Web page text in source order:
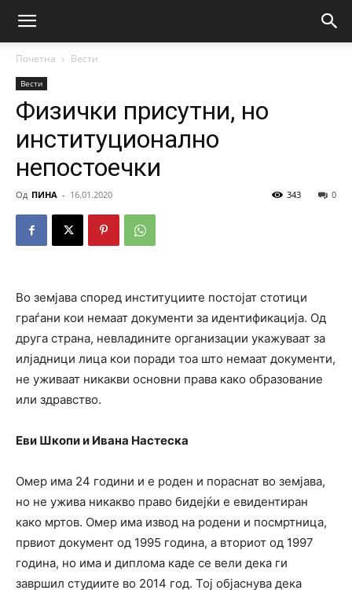
Почетна Вести
Вести
Физички присутни, но
институционално
непостоечки
Од ПИНА - 16.01.2020 0
343
Во земјава според институциите постојат стотици
граѓани кои немаат документи за идентификација. Од
друга страна, невладините организации укажуваат за
илјадници лица кои поради тоа што немаат документи,
не уживаат никакви основни права како образование
или здравство.
Еви Шкопи и Ивана Настеска
Омер има 24 години и е роден и пораснат во земјава,
но не ужива никакво право бидејќи е евидентиран
како мртов. Омер има извод на родени и посмртница,
првиот документ од 1995 година, а вториот од 1997
година, но има и диплома каде се вели дека ги
завршил студиите во 2014 год. Тој објаснува дека